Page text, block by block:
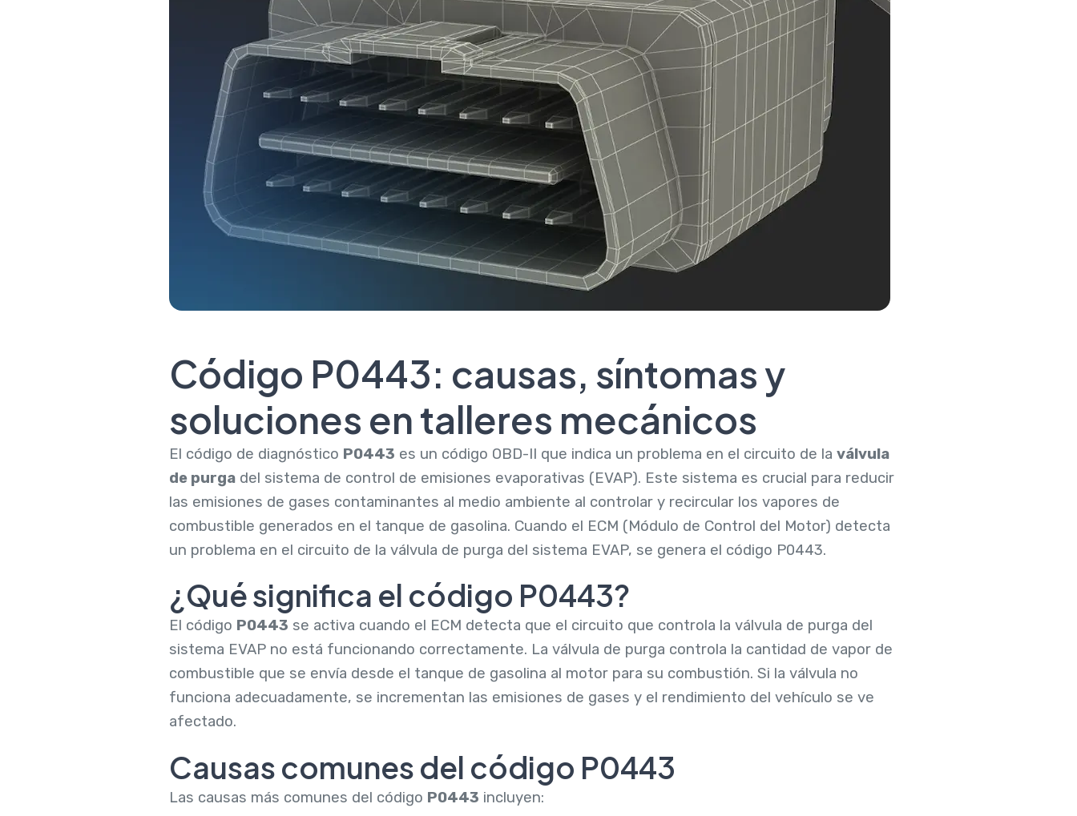
Código P0443: causas, síntomas y
soluciones en talleres mecánicos
El código de diagnóstico P0443 es un código OBD-II que indica un problema en el circuito de la válvula
de purgadel sistema de control de emisiones evaporativas (EVAP). Este sistema es crucial para reducir
las emisiones de gases contaminantes al medio ambiente al controlar y recircular los vapores de
combustible generados en el tanque de gasolina. Cuando el ECM (Módulo de Control del Motor) detecta
un problema en el circuito de la válvula de purga del sistema EVAP, se genera el código P0443.
¿Qué significa el código P0443?
El código P0443 se activa cuando el ECM detecta que el circuito que controla la válvula de purga del
sistema EVAP no está funcionando correctamente. La válvula de purga controla la cantidad de vapor de
combustible que se envía desde el tanque de gasolina al motor para su combustión. Si la válvula no
funciona adecuadamente, se incrementan las emisiones de gases y el rendimiento del vehículo se ve
afectado.
Causas comunes del código P0443
Las causas más comunes del código P0443 incluyen: